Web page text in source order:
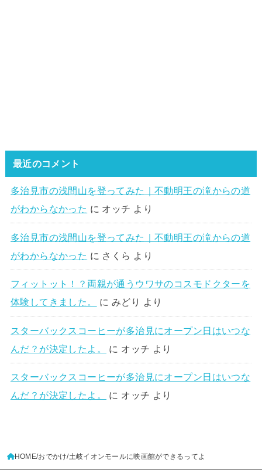
最近のコメント
多治見市の浅間山を登ってみた｜不動明王の滝からの道
がわからなかった に オッチ より
多治見市の浅間山を登ってみた｜不動明王の滝からの道
がわからなかった に さくら より
フィットット！？両親が通うウワサのコスモドクターを
体験してきました。
に みどり より
スターバックスコーヒーが多治見にオープン日はいつな
んだ？が決定したよ。
に オッチ より
スターバックスコーヒーが多治見にオープン日はいつな
んだ？が決定したよ。
に オッチ より
HOME おでかけ 土岐イオンモールに映画館ができるってよ